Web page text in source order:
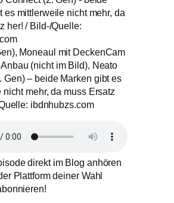
Moneaul mit DeckenCam
(nicht im Bild), Neato
Gen) – beide Marken gibt es
mehr, da muss Ersatz
ibdnhubzs.com
direkt im Blog anhören
Plattform deiner Wahl